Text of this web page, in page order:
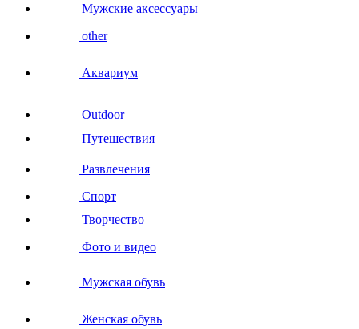
Мужские аксессуары
other
Аквариум
Outdoor
Путешествия
Развлечения
Спорт
Творчество
Фото и видео
Мужская обувь
Женская обувь